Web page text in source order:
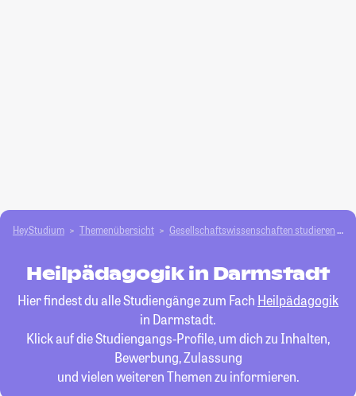
HeyStudium Themenübersicht Gesellschafts­­wissenschaften studieren
Heilpädagogik in Darmstadt
Hier findest du alle Studiengänge zum Fach Heilpädagogik
in Darmstadt.
Klick auf die Studiengangs-Profile, um dich zu Inhalten,
Bewerbung, Zulassung
und vielen weiteren Themen zu informieren.